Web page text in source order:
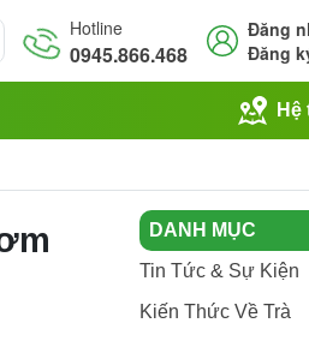
Hotline
0945.866.468
Đăng
Đăng
DANH MỤC
Tin Tức & Sự Kiện
Kiến Thức Về Trà